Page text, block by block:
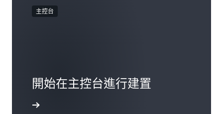
主控台
開始在主控台進行建置